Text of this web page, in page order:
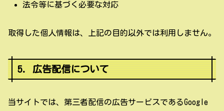
法令等に基づく必要な対応
取得した個人情報は、上記の目的以外では利用しません。
5. 広告配信について
当サイトでは、第三者配信の広告サービスであるGoogle